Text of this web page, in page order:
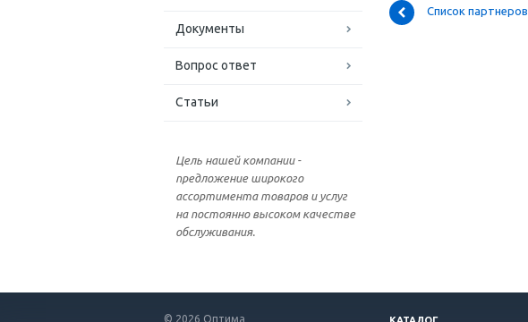
Документы
Вопрос ответ
Статьи
Цель нашей компании -
предложение широкого
ассортимента товаров и услуг
на постоянно высоком качестве
обслуживания.
Список партнеров
© 2026 Оптима